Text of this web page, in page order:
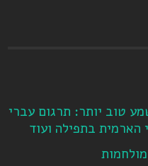
טוב יותר: תרגום עברי
הארמית בתפילה ועוד